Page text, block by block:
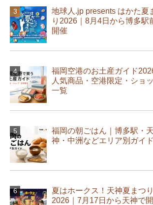
地球人.jp presents はかた夏
り2026｜8月4日から博多駅
開催
福岡空港のお土産ガイド
人気商品・空港限定・ショ
一覧
福岡の朝ごはん｜博多駅・天
神・中洲などエリア別ガイド
夏はホークス！天神夏まつり
2026｜7月17日から天神で